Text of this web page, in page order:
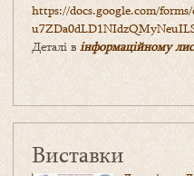
https://docs.google.com/forms/
Деталі в інформаційному
Виставки